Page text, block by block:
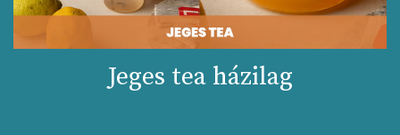
Jeges tea házilag